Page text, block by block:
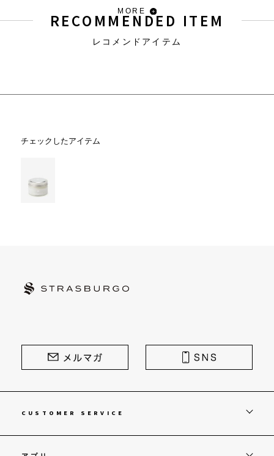
MORE
RECOMMENDED ITEM
レコメンドアイテム
チェックしたアイテム
CUSTOMER SERVICE